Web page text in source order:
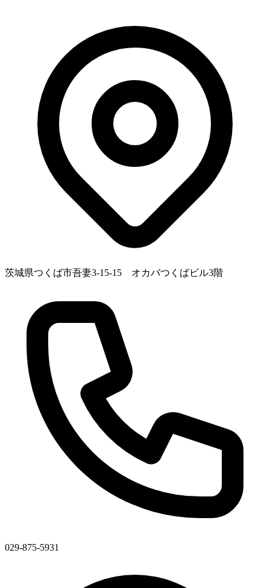
茨城県つくば市吾妻3-15-15 オカバつくばビル3階
029-875-5931